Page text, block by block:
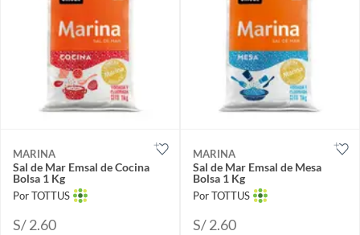
MARINA
Sal de Mar Emsal de Cocina
Bolsa 1 Kg
Por TOTTUS
S/ 2.60
MARINA
Sal de Mar Emsal de Mesa
Bolsa 1 Kg
Por TOTTUS
S/ 2.60